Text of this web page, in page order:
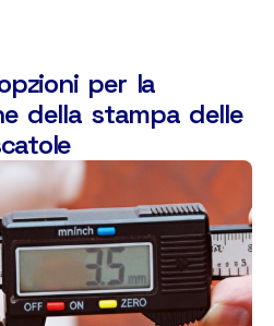
per la
della stampa delle